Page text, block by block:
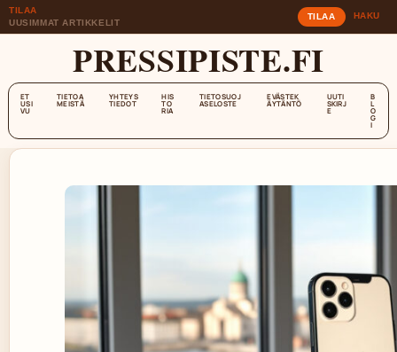
TILAA
UUSIMMAT ARTIKKELIT
TILAA HAKU
PRESSIPISTE.FI
ET
USI
VU
TIETOA
MEISTÄ
YHTEYS
TIEDOT
HIS
TO
RIA
TIETOSUOJ
ASELOSTE
EVÄSTEK
ÄYTÄNTÖ
UUTI
SKIRJ
E
B
L
O
G
I